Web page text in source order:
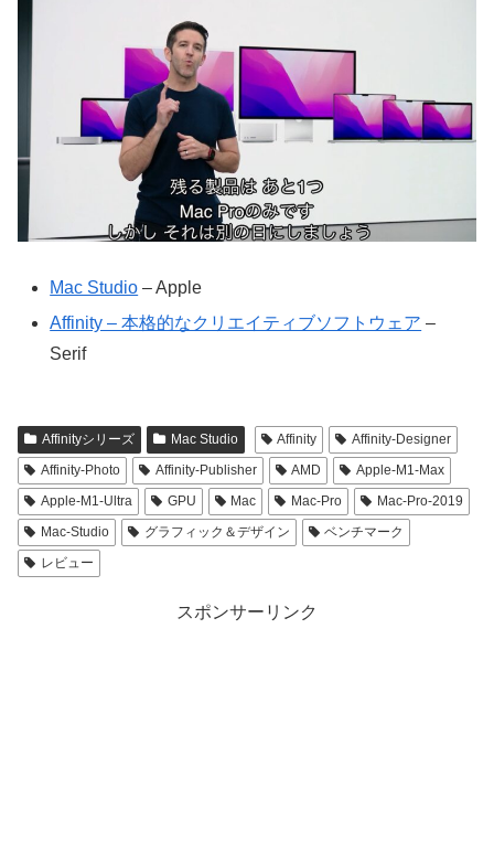
Mac Studio – Apple
Affinity – 本格的なクリエイティブソフトウェア –
Serif
Affinityシリーズ Mac Studio Affinity
Affinity-Designer
Affinity-Photo
Affinity-Publisher AMD
Apple-M1-Max
Apple-M1-Ultra
GPU Mac Mac-Pro
Mac-Pro-2019
Mac-Studio
グラフィック＆デザイン
ベンチマーク
レビュー
スポンサーリンク